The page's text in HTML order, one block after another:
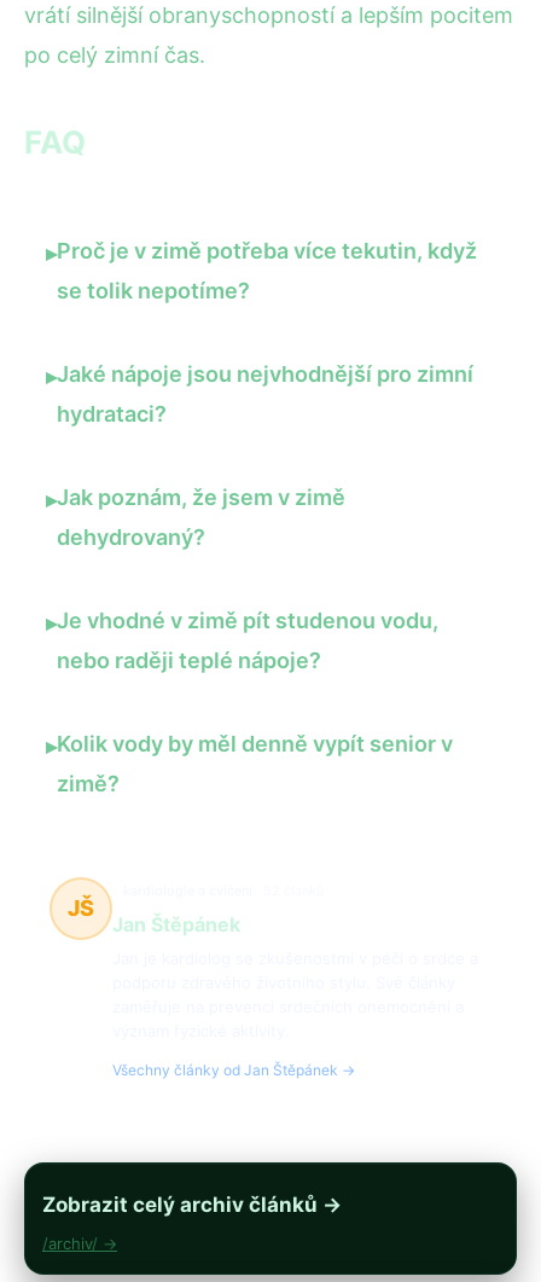
vrátí silnější obranyschopností a lepším pocitem
po celý zimní čas.
FAQ
▸Proč je v zimě potřeba více tekutin, když
se tolik nepotíme?
▸Jaké nápoje jsou nejvhodnější pro zimní
hydrataci?
▸Jak poznám, že jsem v zimě
dehydrovaný?
▸Je vhodné v zimě pít studenou vodu,
nebo raději teplé nápoje?
▸Kolik vody by měl denně vypít senior v
zimě?
JŠ
Jan Štěpánek
Všechny články od Jan Štěpánek →
Zobrazit celý archiv článků →
/archiv/ →